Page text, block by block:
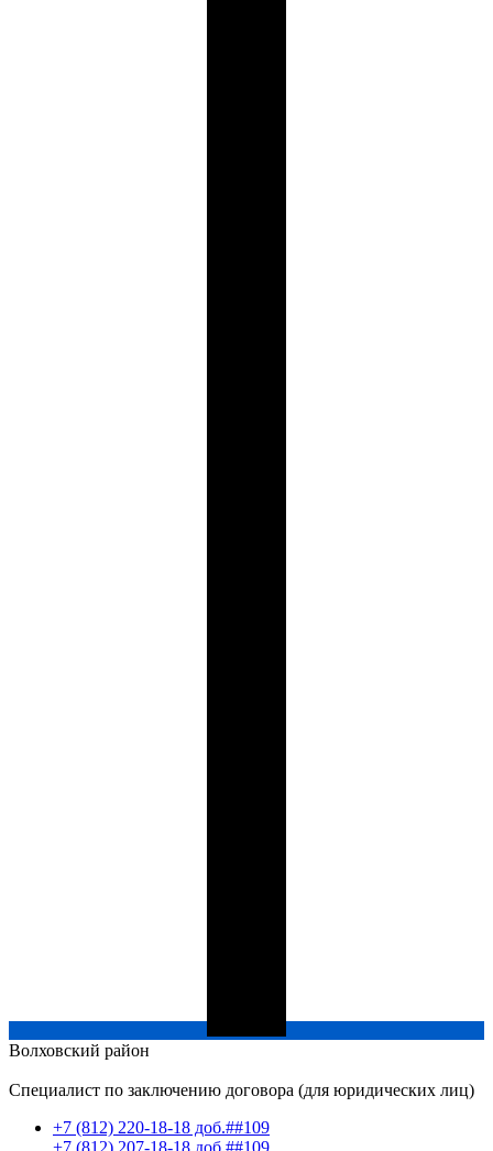
Волховский район
Специалист по заключению договора (для юридических лиц)
+7 (812) 220-18-18 доб.##109
+7 (812) 207-18-18 доб.##109